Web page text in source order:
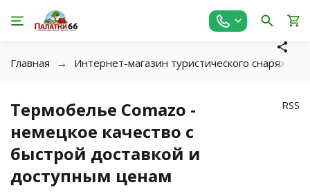
Главная Интернет-магазин туристического
Термобелье Comazo -
немецкое качество с
быстрой доставкой и
доступным ценам
RSS